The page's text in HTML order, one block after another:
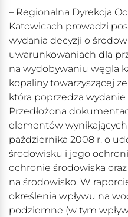
– Regionalna Dyrekcja
Katowicach prowadzi
wydania decyzji o
uwarunkowaniach dla
na wydobywaniu węgla
kopaliny towarzyszącej
która poprzedza
Przedłożona
elementów wynikających
października 2008 r. o
środowisku i jego
ochronie środowiska
na środowisko. W
określenia wpływu na
podziemne (w tym